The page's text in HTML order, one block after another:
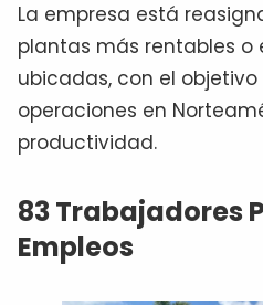
La empresa está
plantas más rentables
ubicadas, con el
operaciones en
productividad.
83 Trabajadores
Empleos